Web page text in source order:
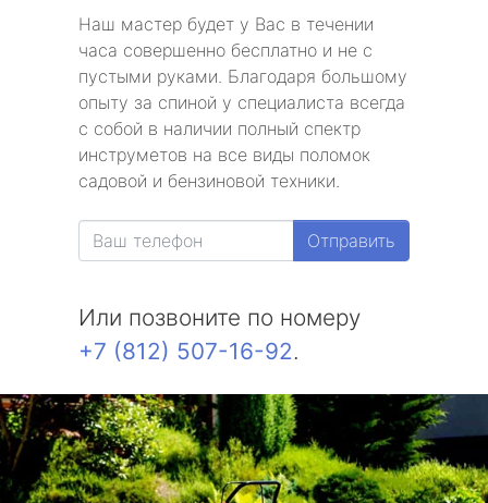
Наш мастер будет у Вас в течении
часа совершенно бесплатно и не с
пустыми руками. Благодаря большому
опыту за спиной у специалиста всегда
с собой в наличии полный спектр
инструметов на все виды поломок
садовой и бензиновой техники.
Отправить
Или позвоните по номеру
+7 (812) 507-16-92.